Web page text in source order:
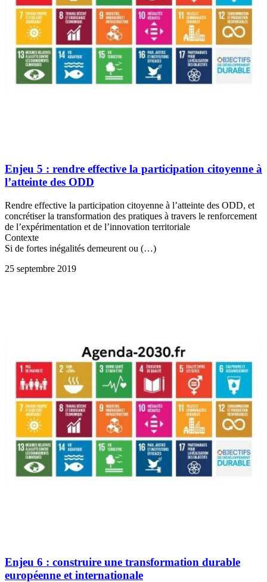
Enjeu 5 : rendre effective la participation citoyenne à
l’atteinte des ODD
Rendre effective la participation citoyenne à l’atteinte des ODD, et
concrétiser la transformation des pratiques à travers le renforcement
de l’expérimentation et de l’innovation territoriale
Contexte
Si de fortes inégalités demeurent ou (…)
25 septembre 2019
Enjeu 6 : construire une transformation durable
européenne et internationale